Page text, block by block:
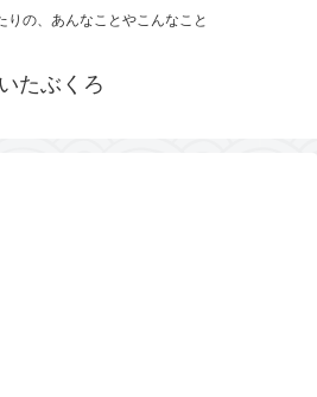
りの、あんなことやこんなこと
いたぶくろ